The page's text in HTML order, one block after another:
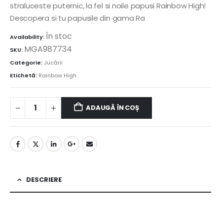
straluceste puternic, la fel si noile papusi Rainbow High!
Descopera si tu papusile din gama Ra
Availability:În stoc
SKU: MGA987734
Categorie:Jucării
Etichetă: Rainbow High
ADAUGĂ ÎN COȘ
DESCRIERE